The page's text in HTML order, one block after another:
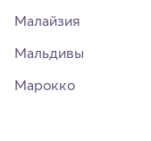
Малайзия
Мальдивы
Марокко